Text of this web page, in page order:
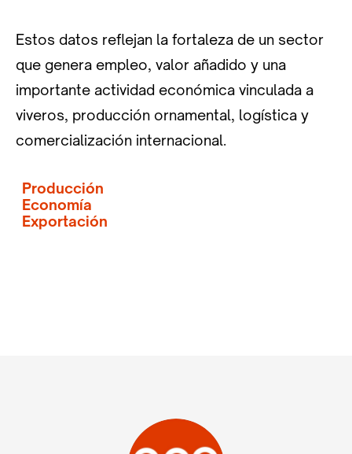
Estos datos reflejan la fortaleza de un sector
que genera empleo, valor añadido y una
importante actividad económica vinculada a
viveros, producción ornamental, logística y
comercialización internacional.
Producción
Economía
Exportación